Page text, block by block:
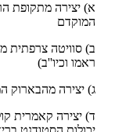
א) יצירה מתקופת
המוקדם
ב) סוויטה צרפתית
ראמו וכיו''ב)
ג) יצירה מהבארוק
ד) יצירה קאמרית